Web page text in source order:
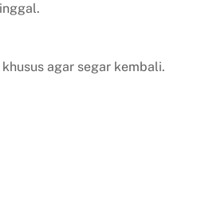
agar segar kembali.